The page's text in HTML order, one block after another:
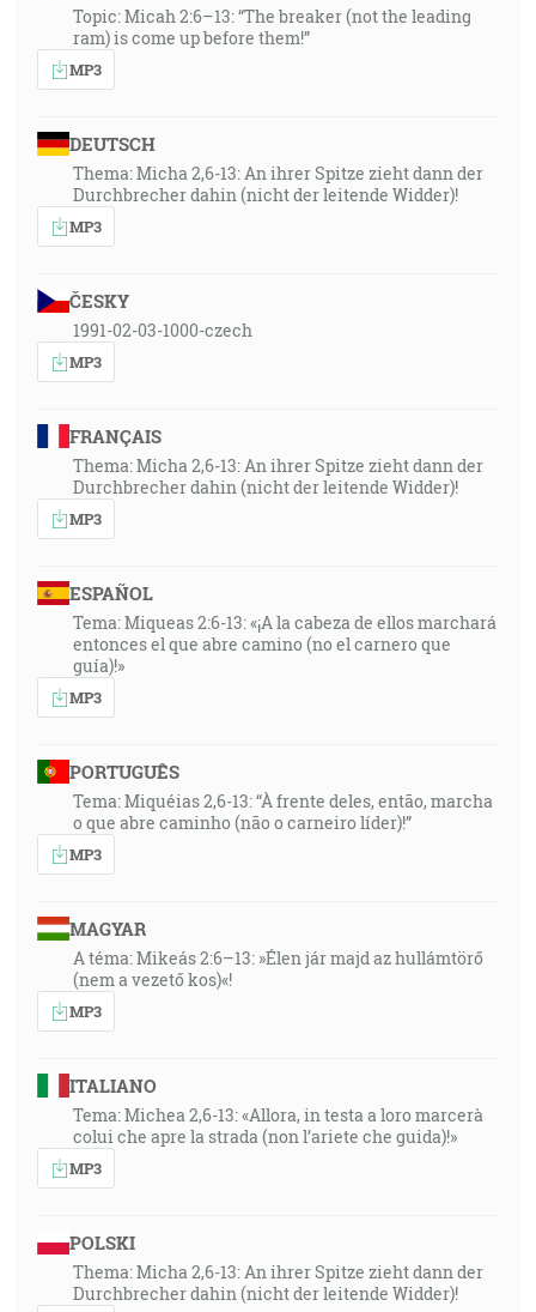
Topic: Micah 2:6–13: “The breaker (not the leading
ram) is come up before them!”
MP3
DEUTSCH
Thema: Micha 2,6-13: An ihrer Spitze zieht dann der
Durchbrecher dahin (nicht der leitende Widder)!
MP3
ČESKY
1991-02-03-1000-czech
MP3
FRANÇAIS
Thema: Micha 2,6-13: An ihrer Spitze zieht dann der
Durchbrecher dahin (nicht der leitende Widder)!
MP3
ESPAÑOL
Tema: Miqueas 2:6-13: «¡A la cabeza de ellos marchará
entonces el que abre camino (no el carnero que
guía)!»
MP3
PORTUGUÊS
Tema: Miquéias 2,6-13: “À frente deles, então, marcha
o que abre caminho (não o carneiro líder)!”
MP3
MAGYAR
A téma: Mikeás 2:6–13: »Élen jár majd az hullámtörő
(nem a vezető kos)«!
MP3
ITALIANO
Tema: Michea 2,6-13: «Allora, in testa a loro marcerà
colui che apre la strada (non l’ariete che guida)!»
MP3
POLSKI
Thema: Micha 2,6-13: An ihrer Spitze zieht dann der
Durchbrecher dahin (nicht der leitende Widder)!